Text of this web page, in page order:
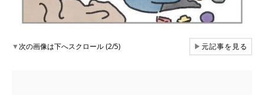
▼次の画像は下へスクロール (2/5) ▶元記事を見る